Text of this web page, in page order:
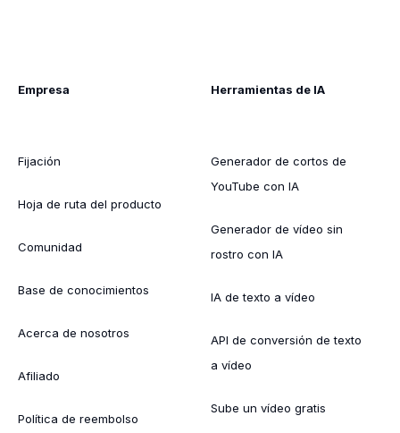
Empresa
Fijación
Hoja de ruta del producto
Comunidad
Base de conocimientos
Acerca de nosotros
Afiliado
Política de reembolso
Herramientas de IA
Generador de cortos de
YouTube con IA
Generador de vídeo sin
rostro con IA
IA de texto a vídeo
API de conversión de texto
a vídeo
Sube un vídeo gratis